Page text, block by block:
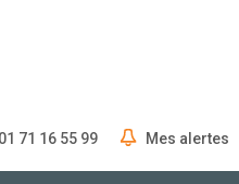
71 16 55 99 Mes alertes